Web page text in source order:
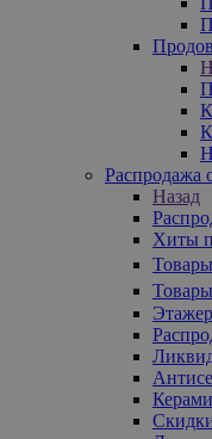
Распродажа
Назад
Хиты
Товары
Товары
Скидки